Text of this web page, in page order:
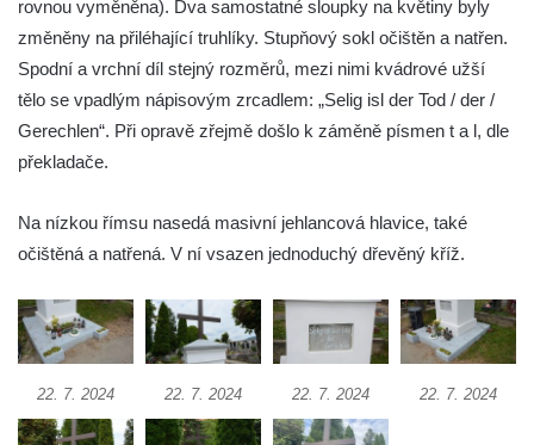
Kříž u Obrázku severovýchodně od
Práchně
Kříž na rozcestí u domu čp. 283 v Dolním
Podluží
Görnerův kříž u silnice č. 264 v Dolním
Kříž u domu čp. 155 v Chřibské
Kříž jižně od Bukolu
Kříž na návsi v Bukolu
Kříž u silnice z Chouče do Mirošovic
rovnou vyměněna). Dva samostatné sloupky na květiny byly
změněny na přiléhající truhlíky. Stupňový sokl očištěn a natřen.
Spodní a vrchní díl stejný rozměrů, mezi nimi kvádrové užší
tělo se vpadlým nápisovým zrcadlem: „Selig isl der Tod / der /
Gerechlen“. Při opravě zřejmě došlo k záměně písmen t a l, dle
překladače.
Na nízkou římsu nasedá masivní jehlancová hlavice, také
očištěná a natřená. V ní vsazen jednoduchý dřevěný kříž.
22. 7. 2024 22. 7. 2024 22. 7. 2024 22. 7. 2024